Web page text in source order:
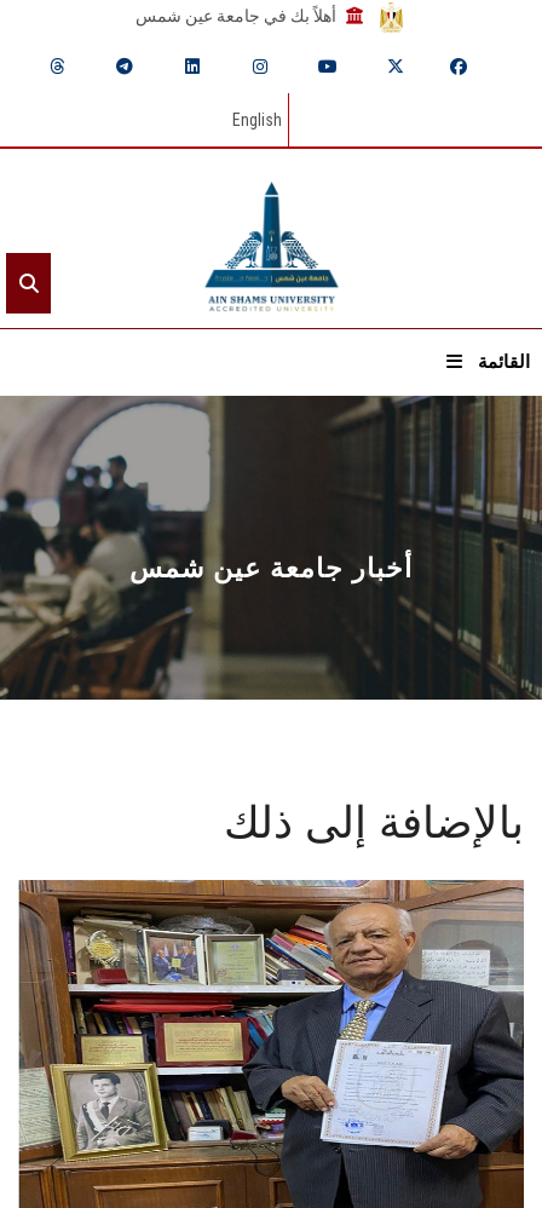
أهلاً بك في جامعة عين شمس
English
القائمة
الرئيسيـة
عن الجامعة
القطاعـات
الشئون الأكاديمية
البحث العلمي
الأنظمة الذكية
الإعلام
تواصل معنا
الطلاب
هيئة التدريس
أخبار جامعة عين شمس
بالإضافة إلى ذلك